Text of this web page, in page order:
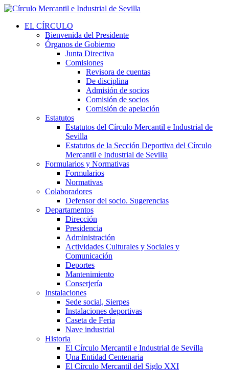
EL CÍRCULO
Bienvenida del Presidente
Órganos de Gobierno
Junta Directiva
Comisiones
Revisora de cuentas
De disciplina
Admisión de socios
Comisión de socios
Comisión de apelación
Estatutos
Estatutos del Círculo Mercantil e Industrial de
Sevilla
Estatutos de la Sección Deportiva del Círculo
Mercantil e Industrial de Sevilla
Formularios y Normativas
Formularios
Normativas
Colaboradores
Defensor del socio. Sugerencias
Departamentos
Dirección
Presidencia
Administración
Actividades Culturales y Sociales y
Comunicación
Deportes
Mantenimiento
Conserjería
Instalaciones
Sede social, Sierpes
Instalaciones deportivas
Caseta de Feria
Nave industrial
Historia
El Círculo Mercantil e Industrial de Sevilla
Una Entidad Centenaria
El Círculo Mercantil del Siglo XXI